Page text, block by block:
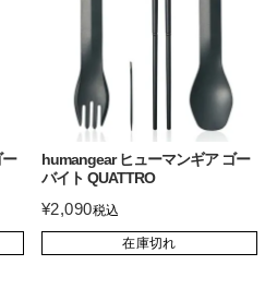
humangear ヒューマンギア ゴー
バイト QUATTRO
¥2,090税込
在庫切れ